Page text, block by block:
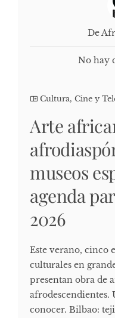
De
No hay
Cultura, Cine y
Arte
museos
agenda
2026
Este verano, cinco
culturales en
presentan obra de
afrodescendientes.
conocer. Bilbao: